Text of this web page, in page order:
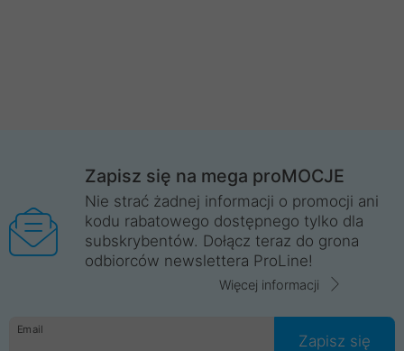
Zapisz się na mega proMOCJE
Nie strać żadnej informacji o promocji ani
kodu rabatowego dostępnego tylko dla
subskrybentów. Dołącz teraz do grona
odbiorców newslettera ProLine!
Więcej informacji
Email
Zapisz się